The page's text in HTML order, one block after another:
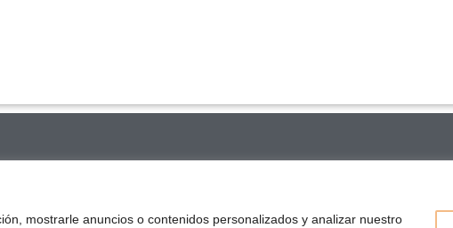
mostrarle anuncios o contenidos personalizados y analizar nuestro
de Privacidad
Tutoriales Lavazza